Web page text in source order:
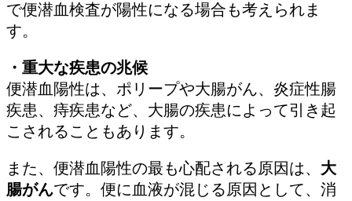
で便潜血検査が陽性になる場合も考えられま
す。
・重大な疾患の兆候
便潜血陽性は、ポリープや大腸がん、炎症性腸
疾患、痔疾患など、大腸の疾患によって引き起
こされることもあります。
また、便潜血陽性の最も心配される原因は、 大
腸がんです。便に血液が混じる原因として、消